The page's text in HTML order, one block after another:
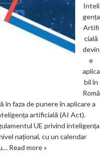
Inteli
gența
Artifi
cială
devin
e
aplica
bil în
Româ
în faza de punere în aplicare a
artificială (AI Act).
UE privind inteligența
național, cu un calendar
Read more »